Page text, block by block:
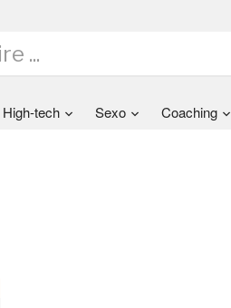
High-tech Sexo Coaching